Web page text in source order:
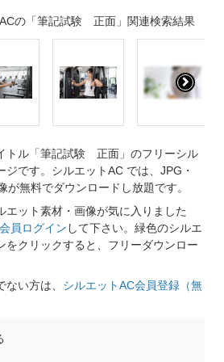
の「筆記試験 正面」関連検索結果
トル「筆記試験 正面」のフリーシル
ジです。シルエットAC では、JPG・
が無料でダウンロードし放題です。
エット素材・画像が気に入りました
員ログイン して下さい。緑色のシルエ
をクリックすると、フリーダウンロー
い方は、 シルエットAC会員登録（無